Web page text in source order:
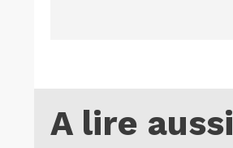
A lire aussi